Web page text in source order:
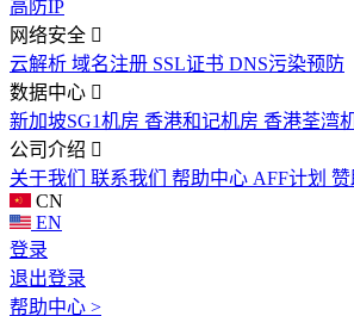
高防IP
网络安全
云解析 域名注册 SSL证书 DNS污染预防
数据中心
新加坡SG1机房 香港和记机房 香港荃湾
公司介绍
关于我们 联系我们 帮助中心 AFF计划 赞
CN
EN
登录
退出登录
帮助中心 >